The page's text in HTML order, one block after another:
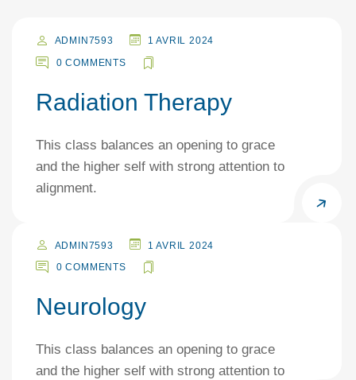
ADMIN7593
1 AVRIL 2024
0 COMMENTS
Radiation Therapy
This class balances an opening to grace
and the higher self with strong attention to
alignment.
ADMIN7593
1 AVRIL 2024
0 COMMENTS
Neurology
This class balances an opening to grace
and the higher self with strong attention to